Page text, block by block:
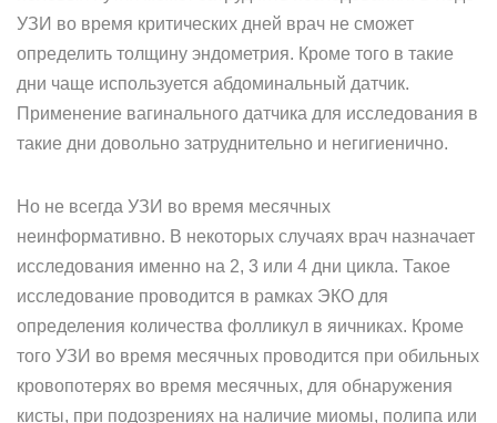
УЗИ во время критических дней врач не сможет
определить толщину эндометрия. Кроме того в такие
дни чаще используется абдоминальный датчик.
Применение вагинального датчика для исследования в
такие дни довольно затруднительно и негигиенично.
Но не всегда УЗИ во время месячных
неинформативно. В некоторых случаях врач назначает
исследования именно на 2, 3 или 4 дни цикла. Такое
исследование проводится в рамках ЭКО для
определения количества фолликул в яичниках. Кроме
того УЗИ во время месячных проводится при обильных
кровопотерях во время месячных, для обнаружения
кисты, при подозрениях на наличие миомы, полипа или